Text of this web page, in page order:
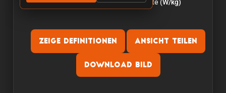
Zeige Definitionen Ansicht teilen
Download Bild